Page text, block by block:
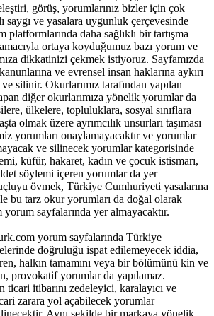
görüş, yorumlarınız bizler için çok
saygı ve yasalara uygunluk çerçevesinde
daha sağlıklı bir tartışma
ortaya koyduğumuz bazı yorum ve
dikkatinizi çekmek istiyoruz. Sayfamızda
ve evrensel insan haklarına aykırı
silinir. Okurlarımız tarafından yapılan
diğer okurlarımıza yönelik yorumlar da
ülkelere, topluluklara, sosyal sınıflara
olmak üzere ayrımcılık unsurları taşıması
yorumları onaylamayacaktır ve yorumlar
ve silinecek yorumlar kategorisinde
küfür, hakaret, kadın ve çocuk istismarı,
söylemi içeren yorumlar da yer
övmek, Türkiye Cumhuriyeti yasalarına
bu tarz okur yorumları da doğal olarak
sayfalarında yer almayacaktır.
yorum sayfalarında Türkiye
doğruluğu ispat edilemeyecek iddia,
halkın tamamını veya bir bölümünü kin ve
provokatif yorumlar da yapılamaz.
ticari itibarını zedeleyici, karalayıcı ve
zarara yol açabilecek yorumlar
Aynı şekilde bir markaya yönelik